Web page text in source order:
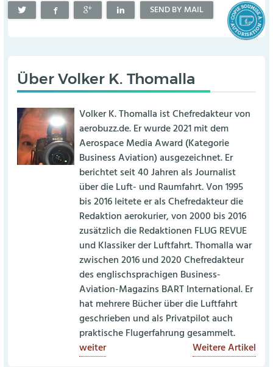
SEND BY MAIL
ÜberVolker K. Thomalla
Volker K. Thomalla ist Chefredakteur von
aerobuzz.de. Er wurde 2021 mit dem
Aerospace Media Award (Kategorie
Business Aviation) ausgezeichnet. Er
berichtet seit 40 Jahren als Journalist
über die Luft- und Raumfahrt. Von 1995
bis 2016 leitete er als Chefredakteur die
Redaktion aerokurier, von 2000 bis 2016
zusätzlich die Redaktionen FLUG REVUE
und Klassiker der Luftfahrt. Thomalla war
zwischen 2016 und 2020 Chefredakteur
des englischsprachigen Business-
Aviation-Magazins BART International. Er
hat mehrere Bücher über die Luftfahrt
geschrieben und als Privatpilot auch
praktische Flugerfahrung gesammelt.
weiter
Weitere Artikel